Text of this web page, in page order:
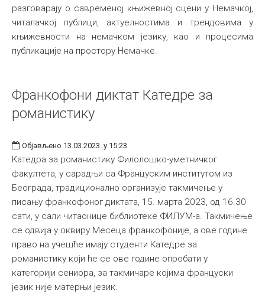
разговарају о савременој књижевној сцени у Немачкој,
читалачкој публици, актуелностима и трендовима у
књижевности на немачком језику, као и процесима
публикације на простору Немачке.
Франкофони диктат Катедре за
романистику
Објављено 13.03.2023. у 15:23
Катедра за романистику Филолошко-уметничког
факултета, у сарадњи са Француским институтом из
Београда, традиционално организује такмичење у
писању франкофоног диктата, 15. марта 2023, од 16.30
сати, у сали читаонице библиотеке ФИЛУМ-а. Такмичење
се одвија у оквиру Месеца франкофоније, а ове године
право на учешће имају студенти Катедре за
романистику који ће се ове године опробати у
категорији сениора, за такмичаре којима француски
језик није матерњи језик.